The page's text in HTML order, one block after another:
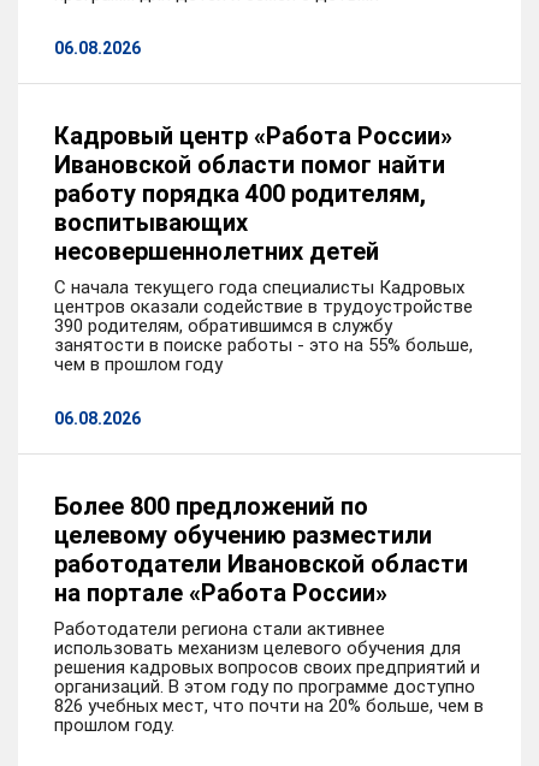
06.08.2026
Кадровый центр «Работа России»
Ивановской области помог найти
работу порядка 400 родителям,
воспитывающих
несовершеннолетних детей
С начала текущего года специалисты Кадровых
центров оказали содействие в трудоустройстве
390 родителям, обратившимся в службу
занятости в поиске работы - это на 55% больше,
чем в прошлом году
06.08.2026
Более 800 предложений по
целевому обучению разместили
работодатели Ивановской области
на портале «Работа России»
Работодатели региона стали активнее
использовать механизм целевого обучения для
решения кадровых вопросов своих предприятий и
организаций. В этом году по программе доступно
826 учебных мест, что почти на 20% больше, чем в
прошлом году.
стихийных бедствий. Затем работал директором МУ
«Районное социально-культурное объединение» в
Начиная с 2015 года, Роман Соловьев работал в
администрации Фурмановского района, в том числе,
до 2018 года – заместителем главы администрации по
социальным вопросам, с июля 2018 года и до
назначения на должность председателя областного
комитета по труду, содействию занятости населения
и трудовой миграции – главой Фурмановского
муниципального района.